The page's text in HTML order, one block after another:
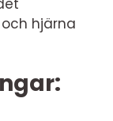
hjärna